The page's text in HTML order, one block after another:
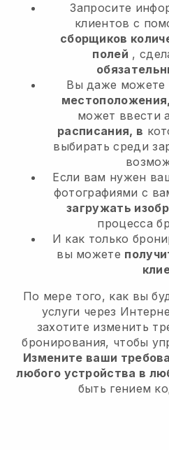
Запросите
клиентов с
сборщиков
полей ,
Вы даже можете
может ввести
расписания, в
выбирать среди
Если вам нужен
фотографиями с
загружать
процесса
И как только
вы можете
По мере того, как вы
услуги через
захотите изменить
бронирования, чтобы
Измените ваши
любого устройства в
быть гением